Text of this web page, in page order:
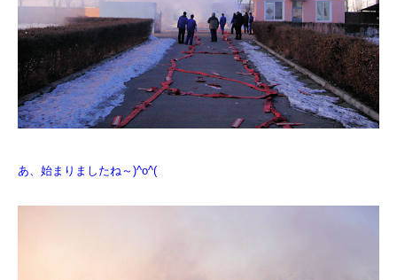
あ、始まりましたね～)^o^(